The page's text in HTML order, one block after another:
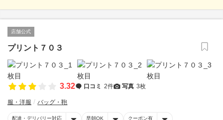
店舗公式
プリント７０３
3.32 口コミ 2件 写真 3枚
服・洋服 バッグ・鞄
配達・デリバリー対応 早朝OK クーポン有